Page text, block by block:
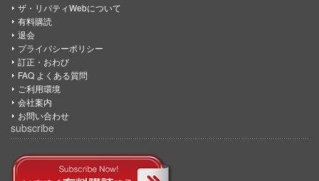
ザ・リバティWebについて
有料購読
退会
プライバシーポリシー
訂正・おわび
FAQ よくある質問
ご利用環境
会社案内
お問い合わせ
subscribe